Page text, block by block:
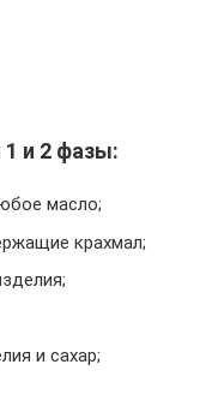
и 2 фазы:
масло;
крахмал;
и сахар;